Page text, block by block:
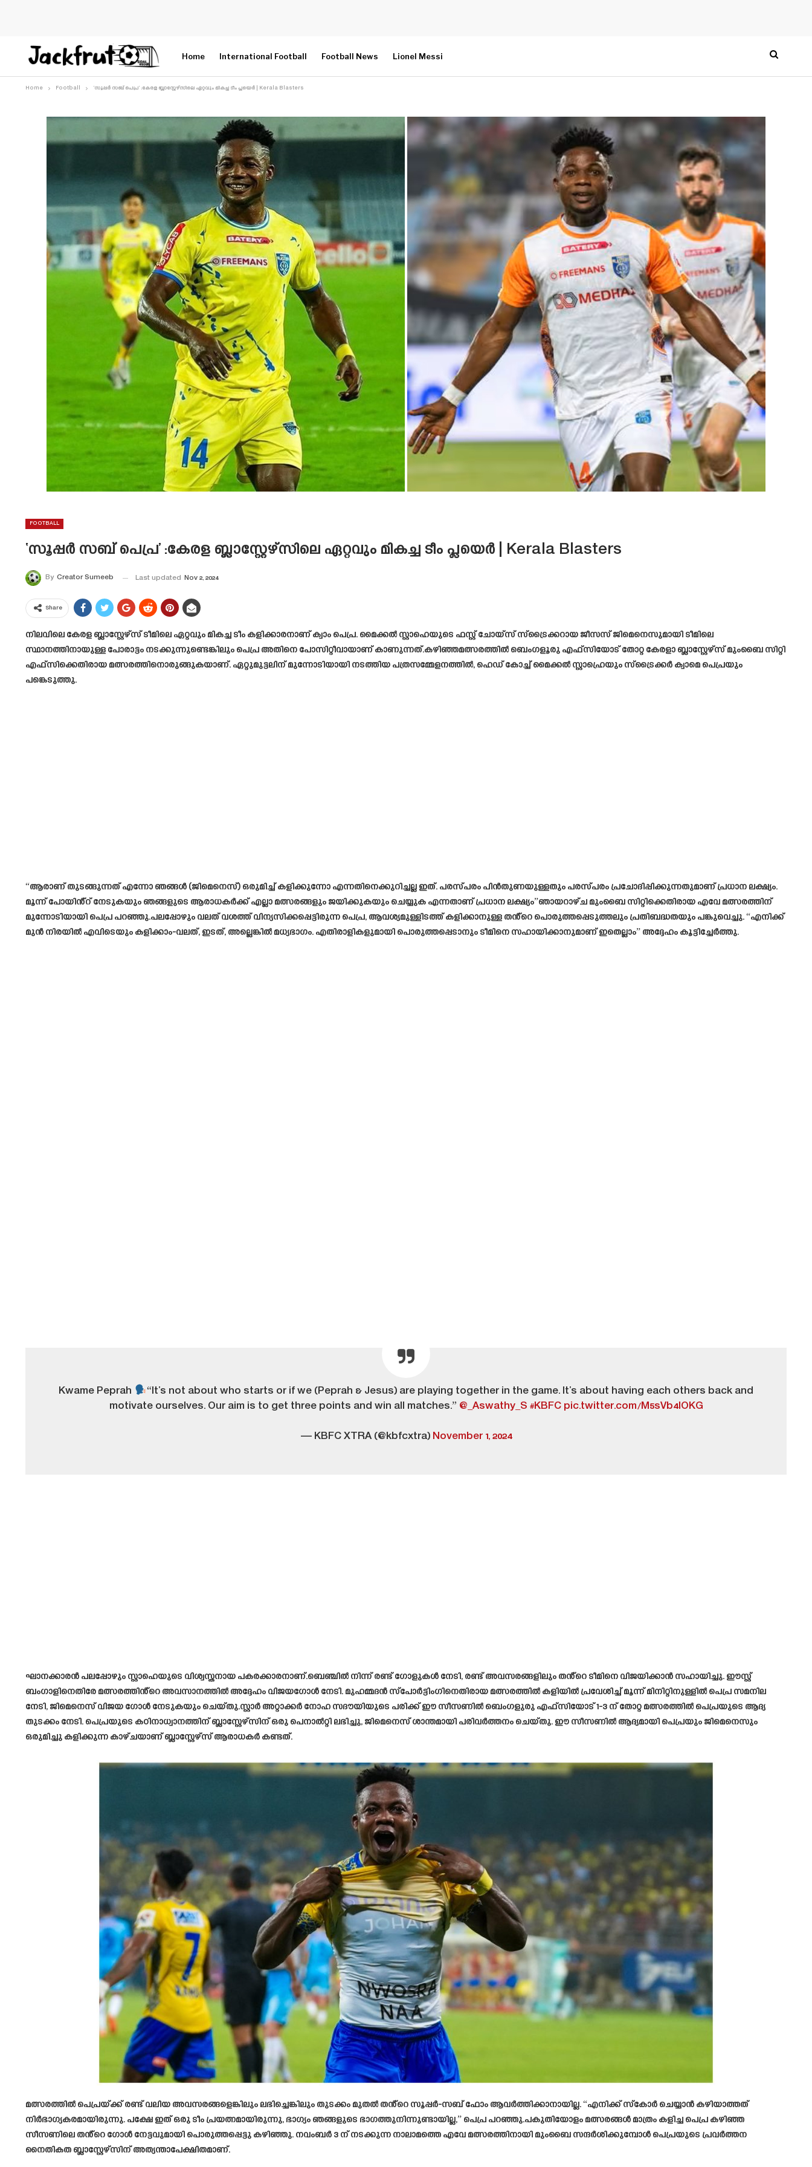
Home International Football Football News Lionel Messi
Home Football ‘സൂപ്പർ സബ് പെപ്ര’ :കേരള ബ്ലാസ്റ്റേഴ്സിലെ ഏറ്റവും മികച്ച ടീം പ്ലയെർ | Kerala Blasters
FOOTBALL
‘സൂപ്പർ സബ് പെപ്ര’ :കേരള ബ്ലാസ്റ്റേഴ്സിലെ ഏറ്റവും മികച്ച ടീം പ്ലയെർ | Kerala Blasters
By Creator Sumeeb Last updated Nov 2, 2024
Share
നിലവിലെ കേരള ബ്ലാസ്റ്റേഴ്‌സ് ടീമിലെ ഏറ്റവും മികച്ച ടീം കളിക്കാരനാണ് ക്വാം പെപ്ര. മൈക്കൽ സ്റ്റാഹെയുടെ ഫസ്റ്റ് ചോയ്സ് സ്‌ട്രൈക്കറായ ജീസസ് ജിമെനെസുമായി ടീമിലെ
സ്ഥാനത്തിനായുള്ള പോരാട്ടം നടക്കുന്നുണ്ടെങ്കിലും പെപ്ര അതിനെ പോസിറ്റീവായാണ് കാണുന്നത്.കഴിഞ്ഞമത്സരത്തിൽ ബെംഗളൂരു എഫ്‌സിയോട് തോറ്റ കേരളാ ബ്ലാസ്റ്റേഴ്‌സ് മുംബൈ സിറ്റി
എഫ്‌സിക്കെതിരായ മത്സരത്തിനൊരുങ്ങുകയാണ്. ഏറ്റുമുട്ടലിന് മുന്നോടിയായി നടത്തിയ പത്രസമ്മേളനത്തിൽ, ഹെഡ് കോച്ച് മൈക്കൽ സ്റ്റാഹ്രെയും സ്‌ട്രൈക്കർ ക്വാമെ പെപ്രയും
പങ്കെടുത്തു.
“ആരാണ് തുടങ്ങുന്നത് എന്നോ ഞങ്ങൾ (ജിമെനെസ്) ഒരുമിച്ച് കളിക്കുന്നോ എന്നതിനെക്കുറിച്ചല്ല ഇത്. പരസ്പരം പിൻതുണയുള്ളതും പരസ്പരം പ്രചോദിപ്പിക്കുന്നതുമാണ് പ്രധാന ലക്ഷ്യം.
മൂന്ന് പോയിൻ്റ് നേടുകയും ഞങ്ങളുടെ ആരാധകർക്ക് എല്ലാ മത്സരങ്ങളും ജയിക്കുകയും ചെയ്യുക എന്നതാണ് പ്രധാന ലക്ഷ്യം”ഞായറാഴ്ച മുംബൈ സിറ്റിക്കെതിരായ എവേ മത്സരത്തിന്
മുന്നോടിയായി പെപ്ര പറഞ്ഞു.പലപ്പോഴും വലത് വശത്ത് വിന്യസിക്കപ്പെട്ടിരുന്ന പെപ്ര, ആവശ്യമുള്ളിടത്ത് കളിക്കാനുള്ള തൻ്റെ പൊരുത്തപ്പെടുത്തലും പ്രതിബദ്ധതയും പങ്കുവെച്ചു. “എനിക്ക്
മുൻ നിരയിൽ എവിടെയും കളിക്കാം-വലത്, ഇടത്, അല്ലെങ്കിൽ മധ്യഭാഗം. എതിരാളികളുമായി പൊരുത്തപ്പെടാനും ടീമിനെ സഹായിക്കാനുമാണ് ഇതെല്ലാം” അദ്ദേഹം കൂട്ടിച്ചേർത്തു.
Kwame Peprah
“It’s not about who starts or if we (Peprah & Jesus) are playing together in the game. It’s about having each others back and
motivate ourselves. Our aim is to get three points and win all matches.” @_Aswathy_S #KBFC pic.twitter.com/M5sVb4lOKG
— KBFC XTRA (@kbfcxtra) November 1, 2024
ഘാനക്കാരൻ പലപ്പോഴും സ്റ്റാഹെയുടെ വിശ്വസ്തനായ പകരക്കാരനാണ്.ബെഞ്ചിൽ നിന്ന് രണ്ട് ഗോളുകൾ നേടി, രണ്ട് അവസരങ്ങളിലും തൻ്റെ ടീമിനെ വിജയിക്കാൻ സഹായിച്ചു. ഈസ്റ്റ്
ബംഗാളിനെതിരേ മത്സരത്തിൻ്റെ അവസാനത്തിൽ അദ്ദേഹം വിജയഗോൾ നേടി. മുഹമ്മദൻ സ്‌പോർട്ടിംഗിനെതിരായ മത്സരത്തിൽ കളിയിൽ പ്രവേശിച്ച് മൂന്ന് മിനിറ്റിനുള്ളിൽ പെപ്ര സമനില
നേടി, ജിമെനെസ് വിജയ ഗോൾ നേടുകയും ചെയ്തു.സ്റ്റാർ അറ്റാക്കർ നോഹ സദൗയിയുടെ പരിക്ക് ഈ സീസണിൽ ബെംഗളുരു എഫ്‌സിയോട് 1-3 ന് തോറ്റ മത്സരത്തിൽ പെപ്രയുടെ ആദ്യ
തുടക്കം നേടി. പെപ്രയുടെ കഠിനാധ്വാനത്തിന് ബ്ലാസ്റ്റേഴ്‌സിന് ഒരു പെനാൽറ്റി ലഭിച്ചു, ജിമെനെസ് ശാന്തമായി പരിവർത്തനം ചെയ്തു. ഈ സീസണിൽ ആദ്യമായി പെപ്രയും ജിമെനെസും
ഒരുമിച്ചു കളിക്കുന്ന കാഴ്ചയാണ് ബ്ലാസ്റ്റേഴ്‌സ് ആരാധകർ കണ്ടത്.
മത്സരത്തിൽ പെപ്രയ്ക്ക് രണ്ട് വലിയ അവസരങ്ങളെങ്കിലും ലഭിച്ചെങ്കിലും തുടക്കം മുതൽ തൻ്റെ സൂപ്പർ-സബ് ഫോം ആവർത്തിക്കാനായില്ല. “എനിക്ക് സ്കോർ ചെയ്യാൻ കഴിയാത്തത്
നിർഭാഗ്യകരമായിരുന്നു. പക്ഷേ ഇത് ഒരു ടീം പ്രയത്നമായിരുന്നു, ഭാഗ്യം ഞങ്ങളുടെ ഭാഗത്തുനിന്നുണ്ടായില്ല,” പെപ്ര പറഞ്ഞു.പകുതിയോളം മത്സരങ്ങൾ മാത്രം കളിച്ച പെപ്ര കഴിഞ്ഞ
സീസണിലെ തൻ്റെ ഗോൾ നേട്ടവുമായി പൊരുത്തപ്പെട്ടു കഴിഞ്ഞു. നവംബർ 3 ന് നടക്കുന്ന നാലാമത്തെ എവേ മത്സരത്തിനായി മുംബൈ സന്ദർശിക്കുമ്പോൾ പെപ്രയുടെ പ്രവർത്തന
നൈതികത ബ്ലാസ്റ്റേഴ്സിന് അത്യന്താപേക്ഷിതമാണ്.